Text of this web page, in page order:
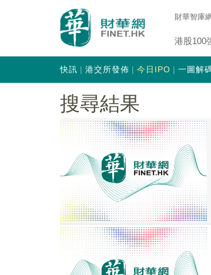
財華智庫
港股100
快訊 港交所發佈 今日IPO 一圖解
搜尋結果